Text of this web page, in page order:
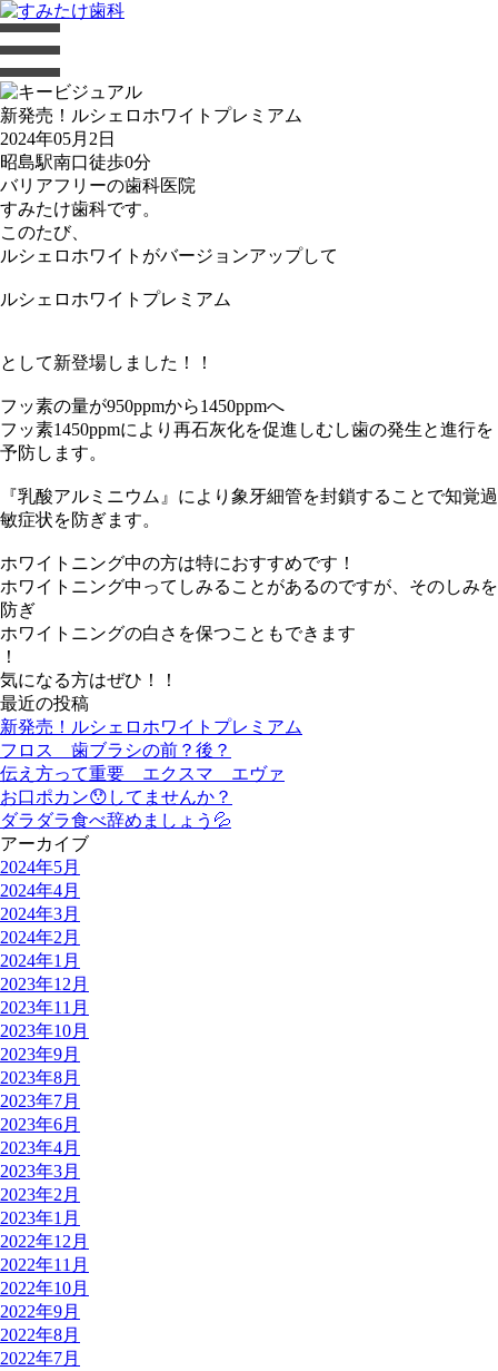
新発売！ルシェロホワイトプレミアム
2024年05月2日
昭島駅南口徒歩0分
バリアフリーの歯科医院
すみたけ歯科です。
このたび、
ルシェロホワイトがバージョンアップして
ルシェロホワイトプレミアム
として新登場しました！！
フッ素の量が950ppmから1450ppmへ
フッ素1450ppmにより再石灰化を促進しむし歯の発生と進行を
予防します。
『乳酸アルミニウム』により象牙細管を封鎖することで知覚過
敏症状を防ぎます。
ホワイトニング中の方は特におすすめです！
ホワイトニング中ってしみることがあるのですが、そのしみを
防ぎ
ホワイトニングの白さを保つこともできます
！
気になる方はぜひ！！
最近の投稿
新発売！ルシェロホワイトプレミアム
フロス 歯ブラシの前？後？
伝え方って重要 エクスマ エヴァ
お口ポカン😯してませんか？
ダラダラ食べ辞めましょう💦
アーカイブ
2024年5月
2024年4月
2024年3月
2024年2月
2024年1月
2023年12月
2023年11月
2023年10月
2023年9月
2023年8月
2023年7月
2023年6月
2023年4月
2023年3月
2023年2月
2023年1月
2022年12月
2022年11月
2022年10月
2022年9月
2022年8月
2022年7月